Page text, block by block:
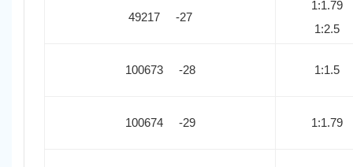
49217 -27
1:1.79
1:2.5
100673 -28 1:1.5
100674 -29 1:1.79